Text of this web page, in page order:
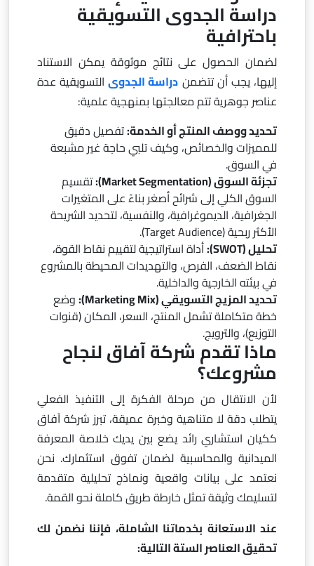
دراسة الجدوى التسويقية
باحترافية
لضمان الحصول على نتائج موثوقة يمكن الاستناد
إليها، يجب أن تتضمن دراسة الجدوىالتسويقية عدة
عناصر جوهرية تتم معالجتها بمنهجية علمية:
تحديد ووصف المنتج أو الخدمة:تفصيل دقيق
للمميزات والخصائص، وكيف تلبي حاجة غير مشبعة
في السوق.
تجزئة السوق (Market Segmentation):
تقسيم
السوق الكلي إلى شرائح أصغر بناءً على المتغيرات
الجغرافية، الديموغرافية، والنفسية، لتحديد الشريحة
الأكثر ربحية (Target Audience).
تحليل (SWOT):
أداة استراتيجية لتقييم نقاط القوة،
نقاط الضعف، الفرص، والتهديدات المحيطة بالمشروع
في بيئته الخارجية والداخلية.
تحديد المزيج التسويقي (Marketing Mix):
وضع
خطة متكاملة تشمل المنتج، السعر، المكان (قنوات
التوزيع)، والترويج.
ماذا تقدم شركة آفاق لنجاح
مشروعك؟
لأن الانتقال من مرحلة الفكرة إلى التنفيذ الفعلي
يتطلب دقة لا متناهية وخبرة عميقة، تبرز شركة آفاق
ككيان استشاري رائد يضع بين يديك خلاصة المعرفة
الميدانية والمحاسبية لضمان تفوق استثمارك. نحن
نعتمد على بيانات واقعية ونماذج تحليلية متقدمة
لتسليمك وثيقة تمثل خارطة طريق كاملة نحو القمة.
عند الاستعانة بخدماتنا الشاملة، فإننا نضمن لك
تحقيق العناصر الستة التالية: